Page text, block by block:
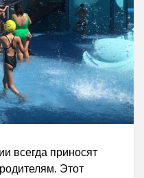
всегда приносят
Этот